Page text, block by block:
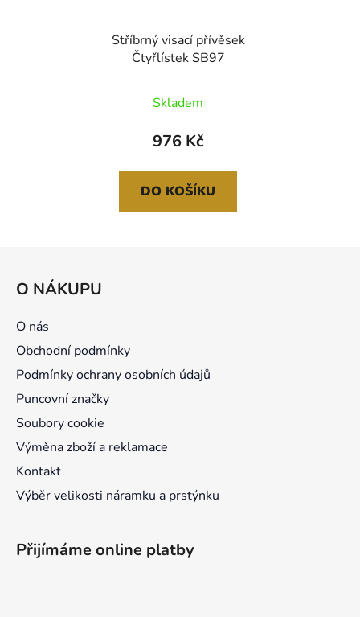
Stříbrný visací přívěsek
Čtyřlístek SB97
Skladem
976 Kč
DO KOŠÍKU
O NÁKUPU
O nás
Obchodní podmínky
Podmínky ochrany osobních údajů
Puncovní značky
Soubory cookie
Výměna zboží a reklamace
Kontakt
Výběr velikosti náramku a prstýnku
Přijímáme online platby